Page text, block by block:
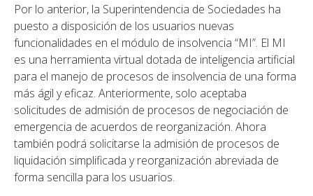
Por lo anterior, la Superintendencia de Sociedades ha
puesto a disposición de los usuarios nuevas
funcionalidades en el módulo de insolvencia “MI”. El MI
es una herramienta virtual dotada de inteligencia artificial
para el manejo de procesos de insolvencia de una forma
más ágil y eficaz. Anteriormente, solo aceptaba
solicitudes de admisión de procesos de negociación de
emergencia de acuerdos de reorganización. Ahora
también podrá solicitarse la admisión de procesos de
liquidación simplificada y reorganización abreviada de
forma sencilla para los usuarios.